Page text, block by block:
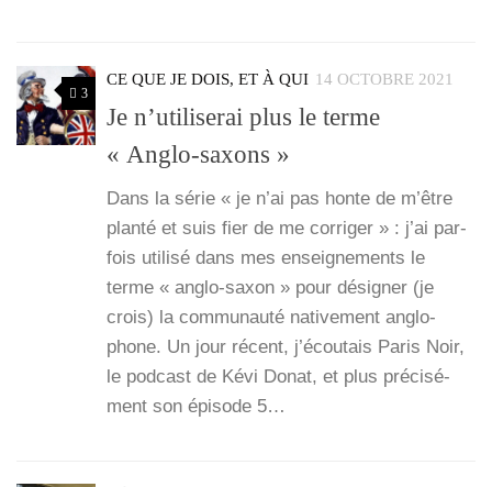
3
CE QUE JE DOIS, ET À QUI 14 OCTOBRE 2021
Je n’utiliserai plus le terme
« Anglo-saxons »
Dans la série « je n’ai pas honte de m’être
plan­té et suis fier de me cor­ri­ger » : j’ai par­
fois uti­li­sé dans mes ensei­gne­ments le
terme « anglo-saxon » pour dési­gner (je
crois) la com­mu­nau­té nati­ve­ment anglo­
phone. Un jour récent, j’é­cou­tais Paris Noir,
le pod­cast de Kévi Donat, et plus pré­ci­sé­
ment son épi­sode 5…